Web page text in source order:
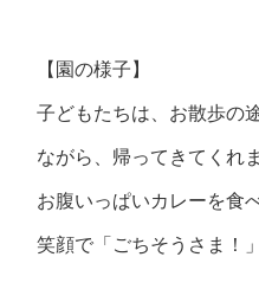
【園の様子】
子どもたちは、お散歩の
ながら、帰ってきてくれ
お腹いっぱいカレーを食
笑顔で「ごちそうさま！